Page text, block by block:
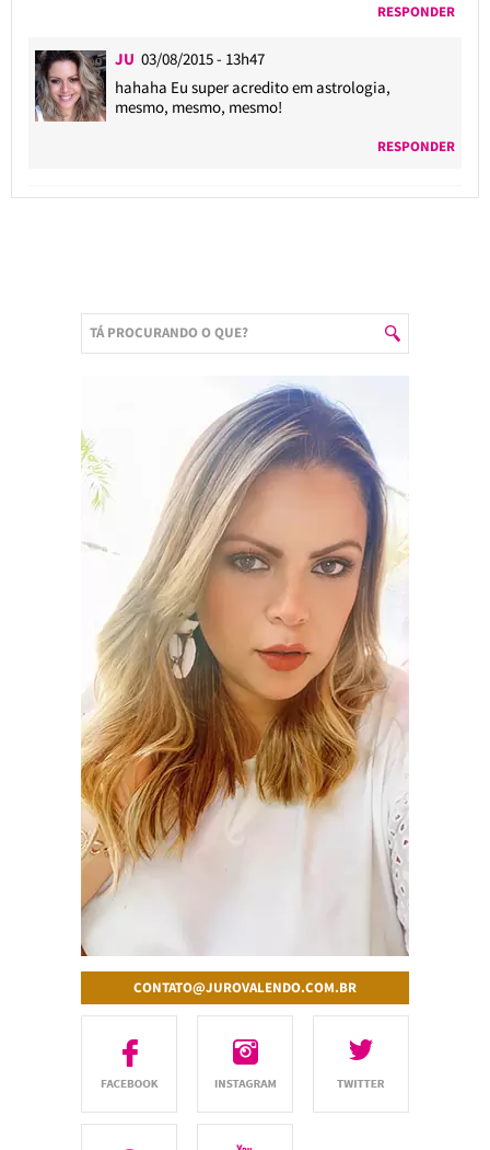
RESPONDER
JU 03/08/2015 - 13h47
hahaha Eu super acredito em astrologia,
mesmo, mesmo, mesmo!
RESPONDER
CONTATO@JUROVALENDO.COM.BR